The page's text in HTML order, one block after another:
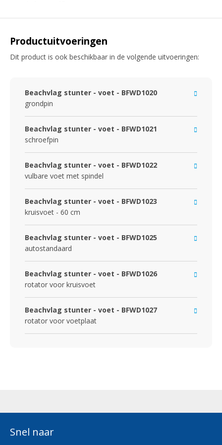
Productuitvoeringen
Dit product is ook beschikbaar in de volgende uitvoeringen:
Beachvlag stunter - voet - BFWD1020
grondpin
Beachvlag stunter - voet - BFWD1021
schroefpin
Beachvlag stunter - voet - BFWD1022
vulbare voet met spindel
Beachvlag stunter - voet - BFWD1023
kruisvoet - 60 cm
Beachvlag stunter - voet - BFWD1025
autostandaard
Beachvlag stunter - voet - BFWD1026
rotator voor kruisvoet
Beachvlag stunter - voet - BFWD1027
rotator voor voetplaat
Snel naar